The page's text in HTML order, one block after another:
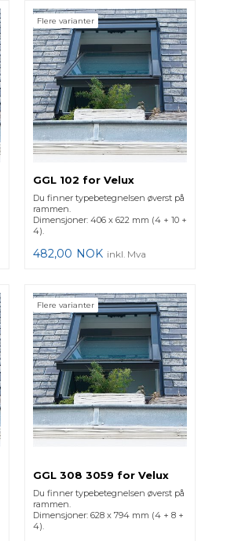
Flere varianter
GGL 102 for Velux
Du finner typebetegnelsen øverst på
rammen.
Dimensjoner: 406 x 622 mm (4 + 10 +
4).
482,00 NOK inkl. Mva
Flere varianter
GGL 308 3059 for Velux
Du finner typebetegnelsen øverst på
rammen.
Dimensjoner: 628 x 794 mm (4 + 8 +
4).